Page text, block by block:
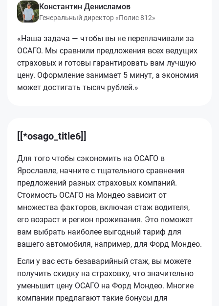
Константин Денисламов
Генеральный директор «Полис 812»
«Наша задача — чтобы вы не переплачивали за
ОСАГО. Мы сравнили предложения всех ведущих
страховых и готовы гарантировать вам лучшую
цену. Оформление занимает 5 минут, а экономия
может достигать тысяч рублей.»
[[*osago_title6]]
Для того чтобы сэкономить на ОСАГО в
Ярославле, начните с тщательного сравнения
предложений разных страховых компаний.
Стоимость ОСАГО на Мондео зависит от
множества факторов, включая стаж водителя,
его возраст и регион проживания. Это поможет
вам выбрать наиболее выгодный тариф для
вашего автомобиля, например, для Форд Мондео.
Если у вас есть безаварийный стаж, вы можете
получить скидку на страховку, что значительно
уменьшит цену ОСАГО на Форд Мондео. Многие
компании предлагают такие бонусы для